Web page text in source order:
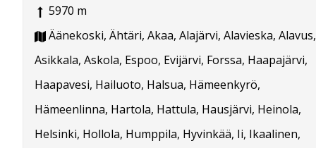
5970 m
Äänekoski, Ähtäri, Akaa, Alajärvi, Alavieska, Alavus,
Asikkala, Askola, Espoo, Evijärvi, Forssa, Haapajärvi,
Haapavesi, Hailuoto, Halsua, Hämeenkyrö,
Hämeenlinna, Hartola, Hattula, Hausjärvi, Heinola,
Helsinki, Hollola, Humppila, Hyvinkää, Ii, Ikaalinen,